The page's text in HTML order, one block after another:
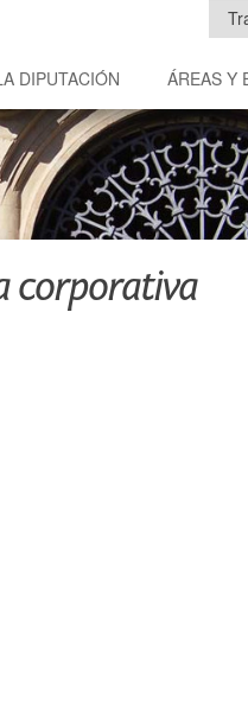
DIPUTACIÓN ÁREAS Y
corporativa